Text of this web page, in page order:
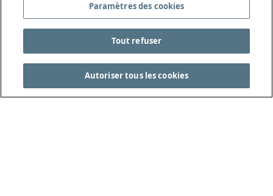
Paramètres des cookies
Tout refuser
Autoriser tous les cookies